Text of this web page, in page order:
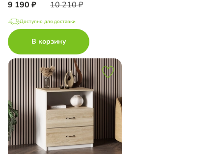
9 190 10 210
Доступно для доставки
В корзину